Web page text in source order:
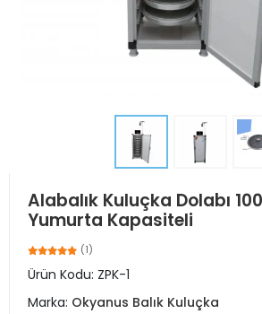
Alabalık Kuluçka Dolabı
Yumurta Kapasiteli
(1)
Ürün Kodu: ZPK-1
Marka: Okyanus Balık Kuluçka